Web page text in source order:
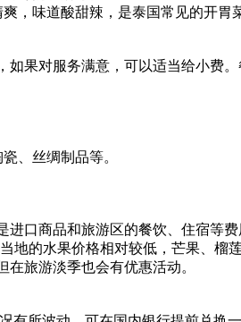
，味道酸甜辣，是泰国常见的开胃
果对服务满意，可以适当给小费
、丝绸制品等。
口商品和旅游区的餐饮、住宿等
地的水果价格相对较低，芒果、
旅游淡季也会有优惠活动。